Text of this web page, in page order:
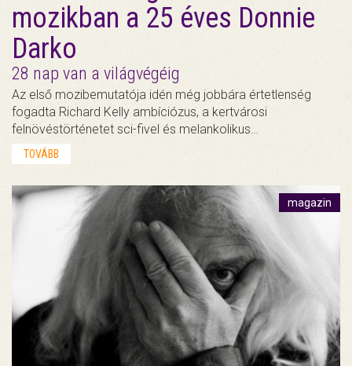
mozikban a 25 éves Donnie
Darko
28 nap van a világvégéig
Az első mozibemutatója idén még jobbára értetlenség
fogadta Richard Kelly ambíciózus, a kertvárosi
felnövéstörténetet sci-fivel és melankolikus…
TOVÁBB
magazin